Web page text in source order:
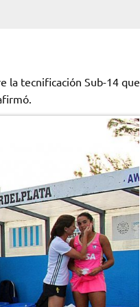
la tecnificación Sub-14 que